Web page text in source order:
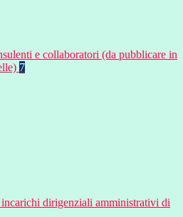
e collaboratori (da pubblicare in
7
dirigenziali amministrativi di